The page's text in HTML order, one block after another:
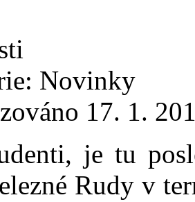
Novinky
17. 1.
je tu
Rudy v